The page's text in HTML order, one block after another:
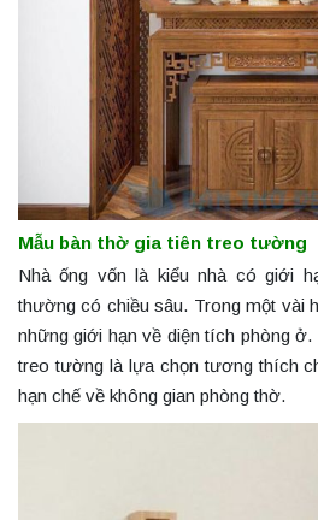
Mẫu bàn thờ gia tiên treo tường
Nhà ống vốn là kiểu nhà có giới
thường có chiều sâu. Trong một vài
những giới hạn về diện tích phòng
treo tường là lựa chọn tương thích
hạn chế về không gian phòng thờ.